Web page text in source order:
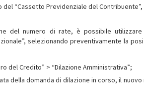
“Cassetto Previdenziale del Contribuente”,
del numero di rate, è possibile
selezionando preventivamente la
del Credito” > “Dilazione Amministrativa”;
della domanda di dilazione in corso, il nuovo